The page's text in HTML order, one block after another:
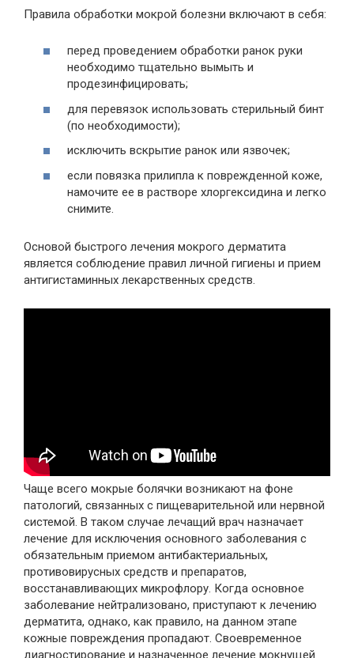
Правила обработки мокрой болезни включают в себя:
перед проведением обработки ранок руки
необходимо тщательно вымыть и
продезинфицировать;
для перевязок использовать стерильный бинт
(по необходимости);
исключить вскрытие ранок или язвочек;
если повязка прилипла к поврежденной коже,
намочите ее в растворе хлоргексидина и легко
снимите.
Основой быстрого лечения мокрого дерматита
является соблюдение правил личной гигиены и прием
антигистаминных лекарственных средств.
Чаще всего мокрые болячки возникают на фоне
патологий, связанных с пищеварительной или нервной
системой. В таком случае лечащий врач назначает
лечение для исключения основного заболевания с
обязательным приемом антибактериальных,
противовирусных средств и препаратов,
восстанавливающих микрофлору. Когда основное
заболевание нейтрализовано, приступают к лечению
дерматита, однако, как правило, на данном этапе
кожные повреждения пропадают. Своевременное
диагностирование и назначенное лечение мокнущей